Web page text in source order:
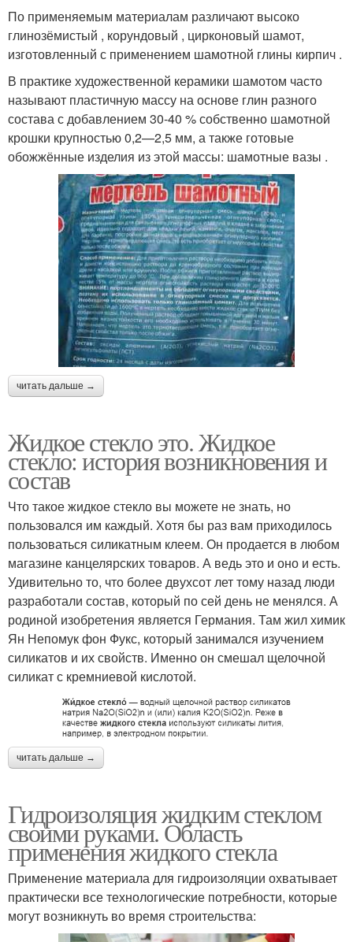
По применяемым материалам различают высоко
глинозёмистый , корундовый , цирконовый шамот,
изготовленный с применением шамотной глины кирпич .
В практике художественной керамики шамотом часто
называют пластичную массу на основе глин разного
состава с добавлением 30-40 % собственно шамотной
крошки крупностью 0,2—2,5 мм, а также готовые
обожжённые изделия из этой массы: шамотные вазы .
читать дальше →
Жидкое стекло это. Жидкое
стекло: история возникновения и
состав
Что такое жидкое стекло вы можете не знать, но
пользовался им каждый. Хотя бы раз вам приходилось
пользоваться силикатным клеем. Он продается в любом
магазине канцелярских товаров. А ведь это и оно и есть.
Удивительно то, что более двухсот лет тому назад люди
разработали состав, который по сей день не менялся. А
родиной изобретения является Германия. Там жил химик
Ян Непомук фон Фукс, который занимался изучением
силикатов и их свойств. Именно он смешал щелочной
силикат с кремниевой кислотой.
читать дальше →
Гидроизоляция жидким стеклом
своими руками. Область
применения жидкого стекла
Применение материала для гидроизоляции охватывает
практически все технологические потребности, которые
могут возникнуть во время строительства: